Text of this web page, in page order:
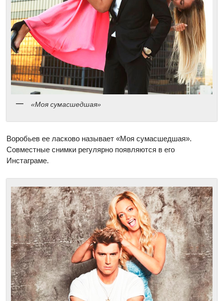
«Моя сумасшедшая»
Воробьев ее ласково называет «Моя сумасшедшая».
Совместные снимки регулярно появляются в его
Инстаграме.